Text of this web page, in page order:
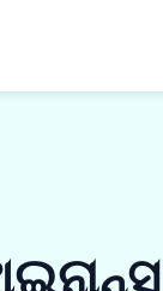
ୱାର୍କ